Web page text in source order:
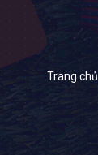
Trang chủ